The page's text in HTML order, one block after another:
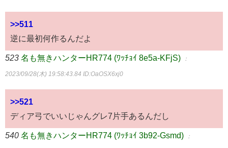
>>511
逆に最初何作るんだよ
523 名も無きハンターHR774 (ﾜｯﾁｮｲ 8e5a-KFjS) ：
2023/09/28(木) 19:58:43.84 ID:OaOSX6xj0
>>521
ディア弓でいいじゃんグレ7片手あるんだし
540 名も無きハンターHR774 (ﾜｯﾁｮｲ 3b92-Gsmd) ：